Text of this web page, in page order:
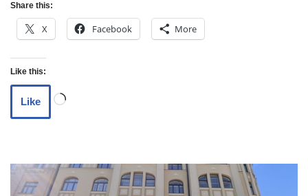
Share this:
X Facebook More
Like this:
Like